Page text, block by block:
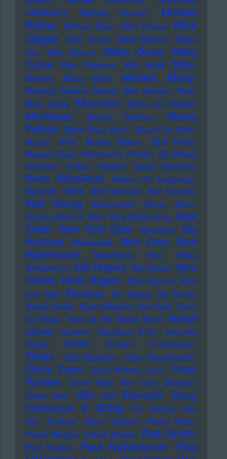
Jackson
Michael Kemner
Michael
Rother
Michael Stipe Mick Harvey
Mick
Jagger
Mick Jones Micki Meuser
Midge
Ure
Mike Skinner Miles Davis
Miley
Cyrus
Mille Petrozza Milli Vanilli Mine
Ministry Missy Elliott Mittekill Moby
Moderat Modern Talking Moe Jacksch
Mois
Mola
Moog Moonriivr Moritz von Oswald
Morrissey Morton Feldman
Moses
Pelham
Motor Boys Motor
Mouse On Mars
Mozart
MTV Muddy Waters
Muff Potter
Muppet Show
Münchener Freiheit
My Bloody
Valentine
N.W.A. Naddel Nadin Deventer
Nana Mouskouri
Nation Of Language
Nazareth
NDW Neil Diamond Neil Tennant
Neil Young Nekromantix Nemo
Nena
Nervous Norvus Neu! New Model Army New
Order New York Dolls Newcleus
Nia
Archives
Nichtseattle Nick Cave
Nick
Waterhouse
Nickelback Nico
Nikko
Weidemann Nile Rogers Nils Keppel Nina
Chuba Nina Hagen Nina Simone
Nine
Inch Nail
Nirvana No Angels
No Doubt
Noddy Holder Noel Gallagher Noir Désir Nono
La Grinta
Noori & His Dorpa Band
Norah
Jones
Notdurft Notorious B.I.G.
Nouvelle
Vague
NSYNC O-Town O.J.Simpson
Oasis Odd Beholder Olga Reznichenko
Olivia Dean Olivia Newton John
Omar
Romero
Omer Klein Trio
One Direction
Oskar Sala
Otto von Bismarck Ozzy
Osbourne
P. Diddy P.J. Harvey
Pan
Tau
Pankow Papo Yoplack
Parov Stelar
Patrick Wagner Patrick Walden Patti Smith
Paul Heaton Paul Kalkbrenner
Paul